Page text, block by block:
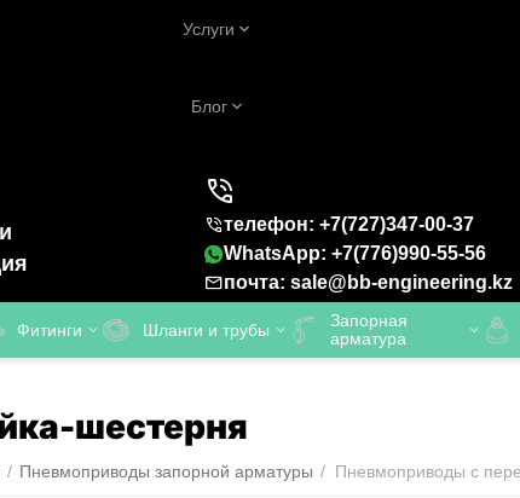
Услуги
Блог
телефон: +7(727)347-00-37
WhatsApp: +7(776)990-55-56
почта: sale@bb-engineering.kz
Фитинги Шланги и трубы
Запорная
арматура
шестерня
/ Пневмоприводы запорной арматуры / Пневмоприводы с